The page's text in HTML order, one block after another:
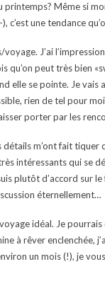
printemps? Même si
c’est une tendance
J’ai
peut très bien
elle se pointe. Je vais
rien de tel pour
porter par les
détails m’ont fait tiquer
intéressants qui se
plutôt d’accord sur
éternellement…
idéal. Je
à rêver enclenchée,
un mois (!), je